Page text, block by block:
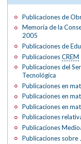
Publicaciones de
Memoria de la
2005
Publicaciones de
PublicacionesCREM
Publicaciones del
Tecnológica
Publicaciones en
Publicaciones en
Publicaciones en
Publicaciones
Publicaciones
Publicaciones sobre